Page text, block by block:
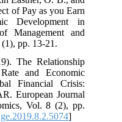
of Pay as you Earn
Development in
Management and
pp. 13-21.
The Relationship
and Economic
Financial Crisis:
European Journal
Vol. 8 (2), pp.
]